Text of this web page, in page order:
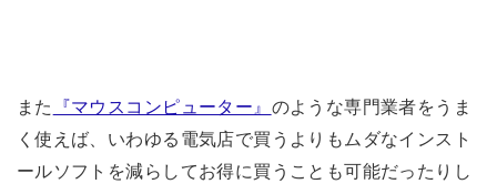
また 『マウスコンピューター』 のような専門業者をうま
く使えば、いわゆる電気店で買うよりもムダなインスト
ールソフトを減らしてお得に買うことも可能だったりし